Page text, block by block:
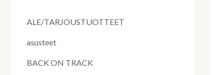
ALE/TARJOUSTUOTTEET
asusteet
BACK ON TRACK